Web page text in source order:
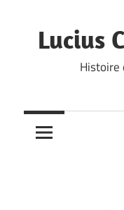
content
Lucius
Histoire